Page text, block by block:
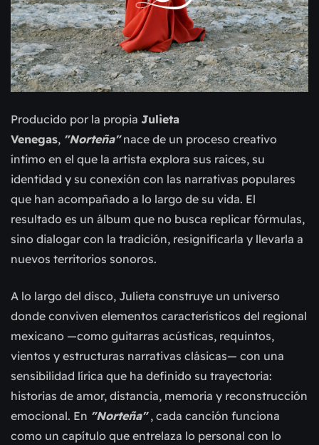
Producido por la propia Julieta
Venegas, "Norteña"nace de un proceso creativo
íntimo en el que la artista explora sus raíces, su
identidad y su conexión con las narrativas populares
que han acompañado a lo largo de su vida. El
resultado es un álbum que no busca replicar fórmulas,
sino dialogar con la tradición, resignificarla y llevarla a
nuevos territorios sonoros.
A lo largo del disco, Julieta construye un universo
donde conviven elementos característicos del regional
mexicano —como guitarras acústicas, requintos,
vientos y estructuras narrativas clásicas— con una
sensibilidad lírica que ha definido su trayectoria:
historias de amor, distancia, memoria y reconstrucción
emocional. En "Norteña", cada canción funciona
como un capítulo que entrelaza lo personal con lo